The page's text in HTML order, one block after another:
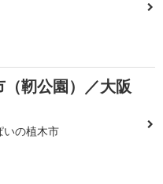
（靭公園）／大阪
いの植木市